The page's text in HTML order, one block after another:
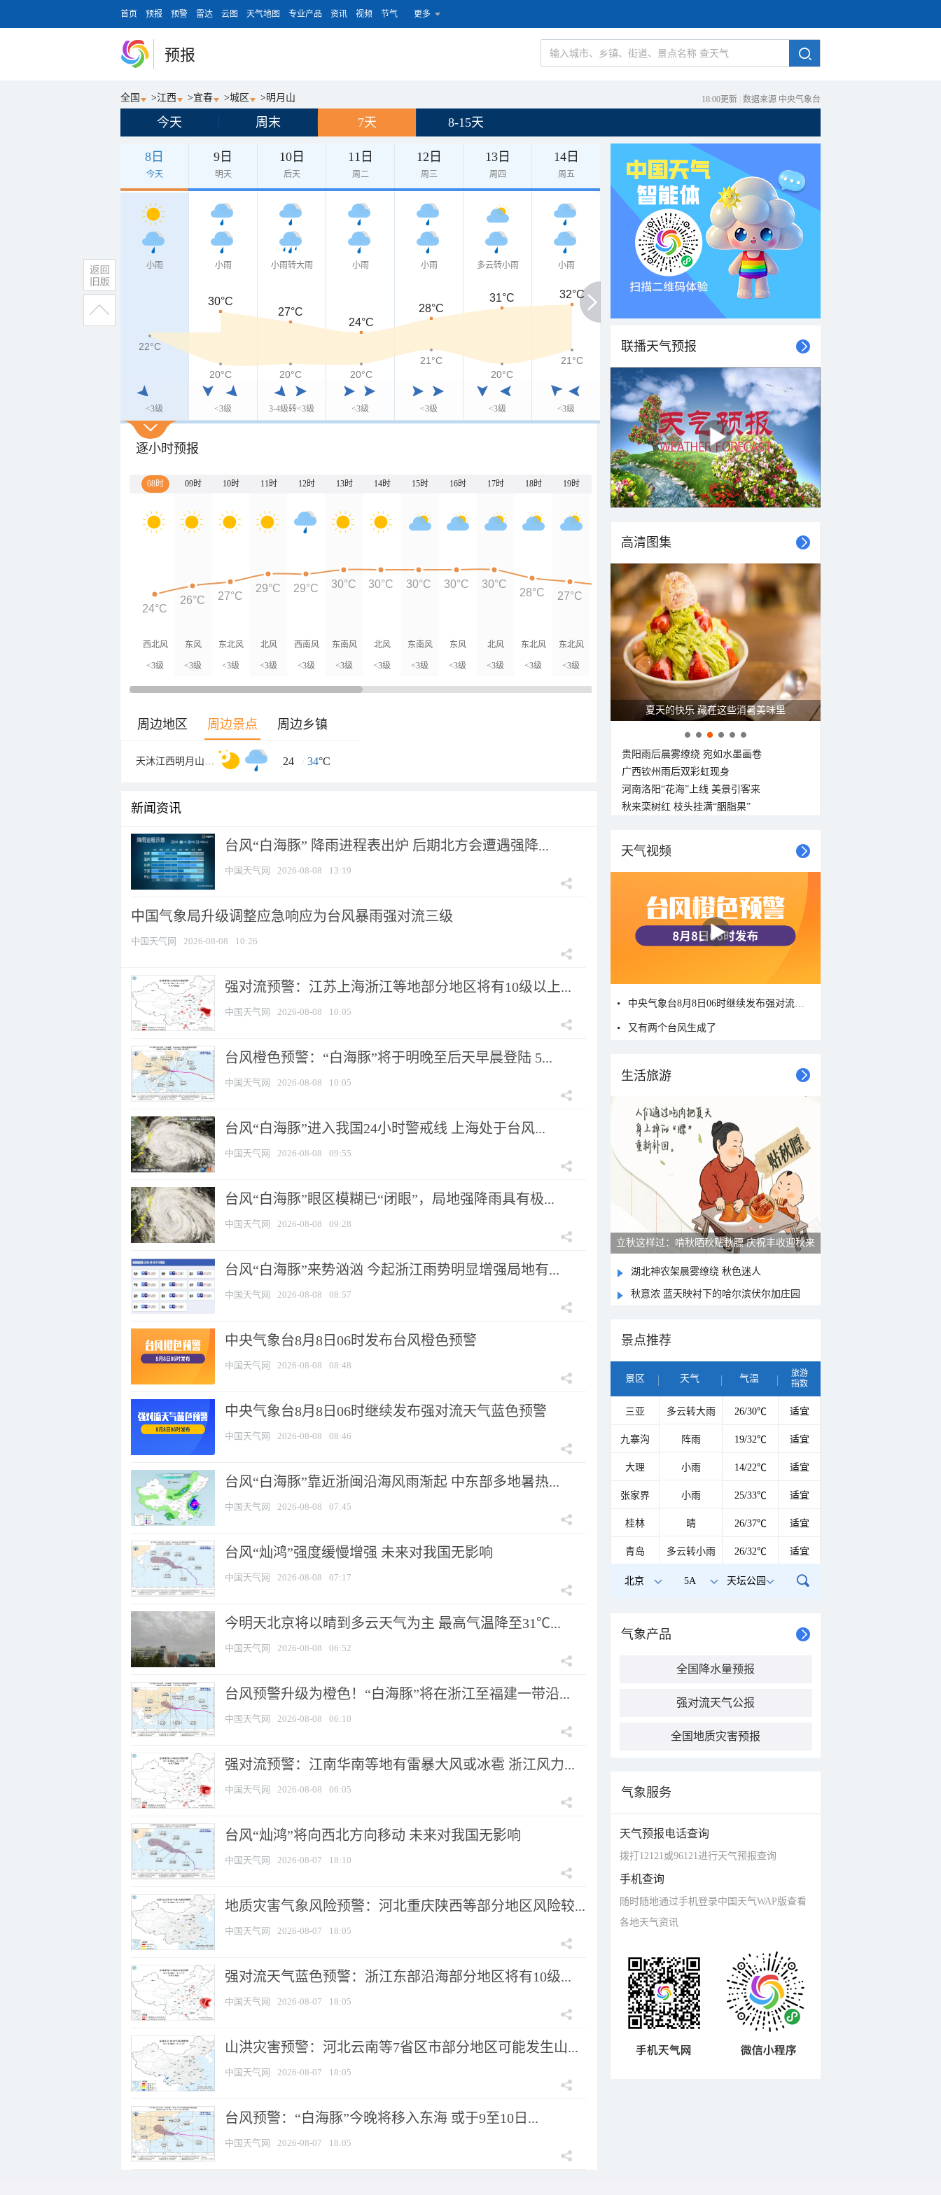
首页 预报 预警 雷达 云图 天气地图 专业产品 资讯 视频 节气 更多
预报
全国 >江西 >宜春 >城区 >明月山 18:00更新 数据来源 中央气象台
今天 周末 7天 8-15天
8日
今天
9日
明天
10日
后天
11日
周二
12日
周三
13日
周四
14日
周五
小雨
<3级
小雨
<3级
小雨转大雨
3-4级转<3级
小雨
<3级
小雨
<3级
多云转小雨
<3级
小雨
<3级
30°C
27°C
24°C
28°C
31°C 32°C
22°C
20°C 20°C 20°C
21°C
20°C
21°C
逐小时预报
08时 09时 10时 11时 12时 13时 14时 15时 16时 17时 18时 19时 20时 21时 22时 23时 00时 01时
西北风
<3级
东风
<3级
东北风
<3级
北风
<3级
西南风
<3级
东南风
<3级
北风
<3级
东南风
<3级
东风
<3级
北风
<3级
东北风
<3级
东北风
<3级
东风
<3级
东南风
<3级
西北风
<3级 <3级 <3级
24°C
26°C 27°C
29°C 29°C 30°C 30°C 30°C 30°C 30°C
28°C 27°C 26°C 25°C 25°C 24°C 24°C 24°C
周边地区 周边景点 周边乡镇
天沐江西明月山温泉度假村 24 / 34°C
新闻资讯
台风“白海豚” 降雨进程表出炉 后期北方会遭遇强降...
中国天气网 2026-08-08 13:19
中国气象局升级调整应急响应为台风暴雨强对流三级
中国天气网 2026-08-08 10:26
强对流预警：江苏上海浙江等地部分地区将有10级以上...
中国天气网 2026-08-08 10:05
台风橙色预警：“白海豚”将于明晚至后天早晨登陆 5...
中国天气网 2026-08-08 10:05
台风“白海豚”进入我国24小时警戒线 上海处于台风...
中国天气网 2026-08-08 09:55
台风“白海豚”眼区模糊已“闭眼”，局地强降雨具有极...
中国天气网 2026-08-08 09:28
台风“白海豚”来势汹汹 今起浙江雨势明显增强局地有...
中国天气网 2026-08-08 08:57
中央气象台8月8日06时发布台风橙色预警
中国天气网 2026-08-08 08:48
中央气象台8月8日06时继续发布强对流天气蓝色预警
中国天气网 2026-08-08 08:46
台风“白海豚”靠近浙闽沿海风雨渐起 中东部多地暑热...
中国天气网 2026-08-08 07:45
台风“灿鸿”强度缓慢增强 未来对我国无影响
中国天气网 2026-08-08 07:17
今明天北京将以晴到多云天气为主 最高气温降至31℃...
中国天气网 2026-08-08 06:52
台风预警升级为橙色！“白海豚”将在浙江至福建一带沿...
中国天气网 2026-08-08 06:10
强对流预警：江南华南等地有雷暴大风或冰雹 浙江风力...
中国天气网 2026-08-08 06:05
台风“灿鸿”将向西北方向移动 未来对我国无影响
中国天气网 2026-08-07 18:10
地质灾害气象风险预警：河北重庆陕西等部分地区风险较...
中国天气网 2026-08-07 18:05
强对流天气蓝色预警：浙江东部沿海部分地区将有10级...
中国天气网 2026-08-07 18:05
山洪灾害预警：河北云南等7省区市部分地区可能发生山...
中国天气网 2026-08-07 18:05
台风预警：“白海豚”今晚将移入东海 或于9至10日...
中国天气网 2026-08-07 18:05
联播天气预报
高清图集
夏天的快乐 藏在这些消暑美味里
贵阳雨后晨雾缭绕 宛如水墨画卷
广西钦州雨后双彩虹现身
河南洛阳“花海”上线 美景引客来
秋来栾树红 枝头挂满“胭脂果”
天气视频
中央气象台8月8日06时继续发布强对流天气蓝色预警
又有两个台风生成了
生活旅游
立秋这样过：啃秋晒秋贴秋膘 庆祝丰收迎秋来
湖北神农架晨雾缭绕 秋色迷人
秋意浓 蓝天映衬下的哈尔滨伏尔加庄园
景点推荐
景区 天气 气温
旅游
指数
三亚 多云转大雨 26/30℃ 适宜
九寨沟 阵雨 19/32℃ 适宜
大理 小雨 14/22℃ 适宜
张家界 小雨 25/33℃ 适宜
桂林 晴 26/37℃ 适宜
青岛 多云转小雨 26/32℃ 适宜
北京 5A 天坛公园
气象产品
全国降水量预报
强对流天气公报
全国地质灾害预报
气象服务
天气预报电话查询
拨打12121或96121进行天气预报查询
手机查询
随时随地通过手机登录中国天气WAP版查看
各地天气资讯